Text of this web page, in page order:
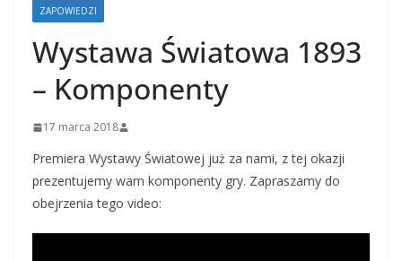
ZAPOWIEDZI
Wystawa Światowa 1893
– Komponenty
17 marca 2018
Premiera Wystawy Światowej już za nami, z tej okazji
prezentujemy wam komponenty gry. Zapraszamy do
obejrzenia tego video: